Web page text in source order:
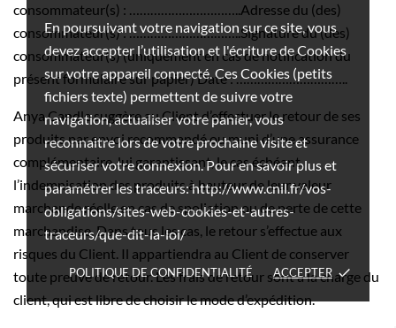
En poursuivant votre navigation sur ce site, vous
devez accepter l’utilisation et l'écriture de Cookies
sur votre appareil connecté. Ces Cookies (petits
fichiers texte) permettent de suivre votre
navigation, actualiser votre panier, vous
reconnaitre lors de votre prochaine visite et
sécuriser votre connexion. Pour en savoir plus et
paramétrer les traceurs: http://www.cnil.fr/vos-
obligations/sites-web-cookies-et-autres-
traceurs/que-dit-la-loi/
POLITIQUE DE CONFIDENTIALITÉ ACCEPTER done
consommateur(s) : …………………………..Adresse du (des)
consommateur(s) : …………………………..Signature du (des)
consommateur(s) (uniquement en cas de notification du
présent formulaire sur papier) Date : …………………………..
Anya Candle suggère au Client d’effectuer le retour de ses
produits par envoi recommandé ou muni d’une assurance
complémentaire, lui garantissant, le cas échéant,
l’indemnisation des produits à hauteur de leur valeur
marchande réelle en cas de spoliation ou de perte de cette
marchandise. Dans tous les cas, le retour s’effectue aux
risques du Client. Il appartiendra au Client de conserver
toute preuve de retour. Les frais de retour sont à la charge du
client, qui est libre de choisir le mode d’expédition.